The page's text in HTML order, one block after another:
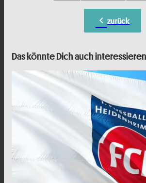
chevron_left zurück
Das könnte Dich auch interessieren